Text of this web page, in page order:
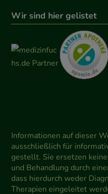
Wir sind hier gelistet
Informationen auf dieser
ausschließlich für
gestellt. Sie ersetzen
und Behandlung durch
dass hierdurch weder
Therapien eingeleitet